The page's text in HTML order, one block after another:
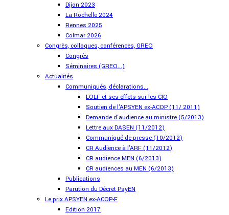
Dijon 2023
La Rochelle 2024
Rennes 2025
Colmar 2026
Congrès, colloques, conférences, GREO
Congrès
Séminaires (GREO...)
Actualités
Communiqués, déclarations...
LOLF et ses effets sur les CIO
Soutien de l'APSYEN ex-ACOP (11/ 2011)
Demande d'audience au ministre (5/2013)
Lettre aux DASEN (11/2012)
Communiqué de presse (10/2012)
CR Audience à l'ARF (11/2012)
CR audience MEN (6/2013)
CR audiences au MEN (6/2013)
Publications
Parution du Décret PsyEN
Le prix APSYEN ex-ACOP-F
Edition 2017